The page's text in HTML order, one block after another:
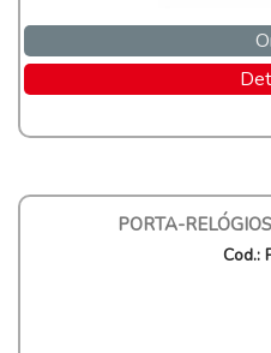
PORTA-
Cod.: